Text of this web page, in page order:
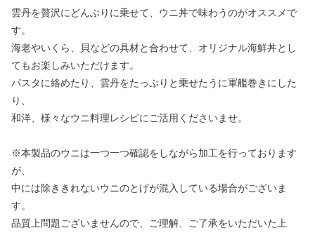
雲丹を贅沢にどんぶりに乗せて、ウニ丼で味わうのがオススメで
す。
海老やいくら、貝などの具材と合わせて、オリジナル海鮮丼とし
てもお楽しみいただけます。
パスタに絡めたり、雲丹をたっぷりと乗せたうに軍艦巻きにした
り、
和洋、様々なウニ料理レシピにご活用くださいませ。
※本製品のウニは一つ一つ確認をしながら加工を行っております
が、
中には除ききれないウニのとげが混入している場合がございま
す。
品質上問題ございませんので、ご理解、ご了承をいただいた上